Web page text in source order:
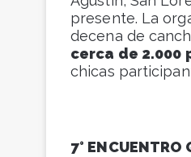
presente. La
decena de
cerca de 2.000
chicas
7° ENCUENTRO